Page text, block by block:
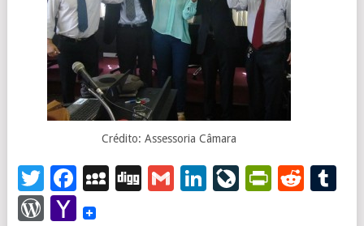
Crédito: Assessoria Câmara
Twitter
Facebook
MySpace
DiggGmailLinkedIn
WordPress
Yahoo